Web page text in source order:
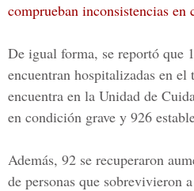
comprueban inconsistencias en
De igual forma, se reportó que
encuentran hospitalizadas en
encuentra en la Unidad de
en condición grave y 926
Además, 92 se recuperaron
de personas que sobrevivieron